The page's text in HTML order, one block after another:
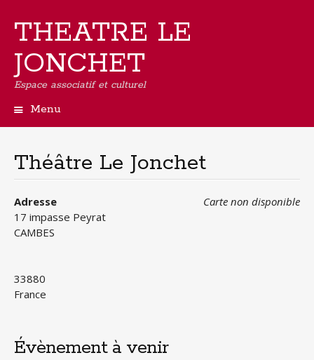
THEATRE LE
JONCHET
Espace associatif et culturel
Menu
contenu
principal
Théâtre Le Jonchet
Carte non disponible
Adresse
17 impasse Peyrat
CAMBES
33880
France
Évènement à venir